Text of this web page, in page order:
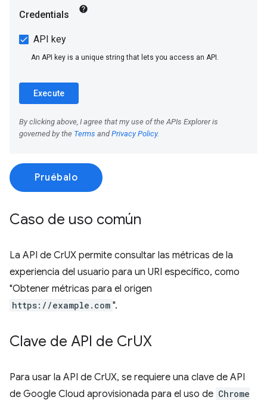
Pruébalo
Caso de uso común
La API de CrUX permite consultar las métricas de la
experiencia del usuario para un URI específico, como
"Obtener métricas para el origen
https://example.com ".
Clave de API de CrUX
Para usar la API de CrUX, se requiere una clave de API
de Google Cloud aprovisionada para el uso de Chrome